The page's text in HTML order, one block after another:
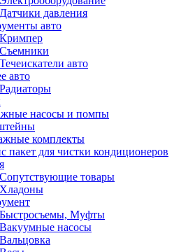
Датчики давления
авто
Кримпер
Съемники
Течеискатели авто
авто
Радиаторы
насосы и помпы
комплекты
пакет для чистки кондиционеров
Сопутствующие товары
Хладоны
Быстросъемы, Муфты
Вакуумные насосы
Вальцовка